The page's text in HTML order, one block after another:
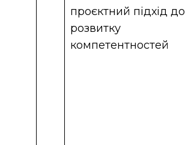
проєктний підхід до
розвитку
компетентностей